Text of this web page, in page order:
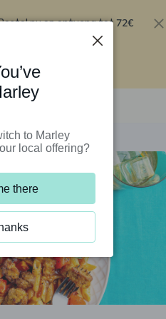
nu en ontvang tot 72€
to Marley
local offering?
there